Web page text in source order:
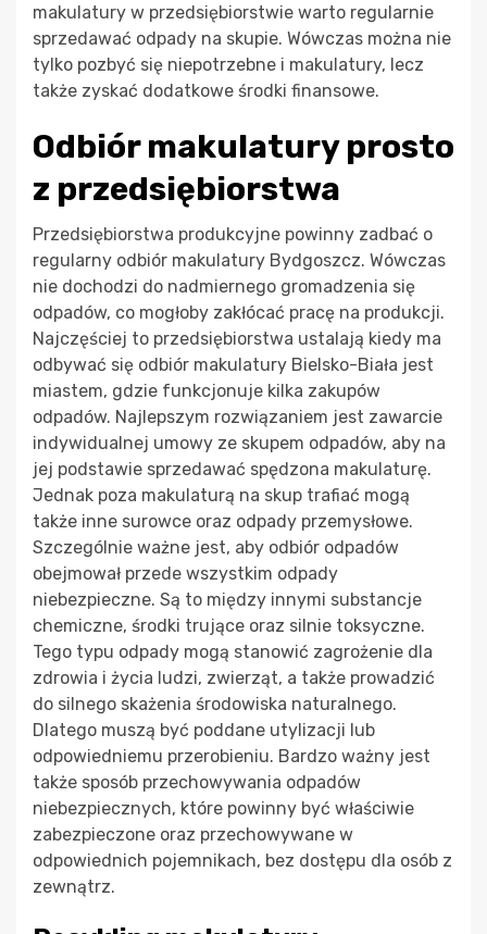
makulatury w przedsiębiorstwie warto regularnie
sprzedawać odpady na skupie. Wówczas można nie
tylko pozbyć się niepotrzebne i makulatury, lecz
także zyskać dodatkowe środki finansowe.
Odbiór makulatury prosto
z przedsiębiorstwa
Przedsiębiorstwa produkcyjne powinny zadbać o
regularny odbiór makulatury Bydgoszcz. Wówczas
nie dochodzi do nadmiernego gromadzenia się
odpadów, co mogłoby zakłócać pracę na produkcji.
Najczęściej to przedsiębiorstwa ustalają kiedy ma
odbywać się odbiór makulatury Bielsko-Biała jest
miastem, gdzie funkcjonuje kilka zakupów
odpadów. Najlepszym rozwiązaniem jest zawarcie
indywidualnej umowy ze skupem odpadów, aby na
jej podstawie sprzedawać spędzona makulaturę.
Jednak poza makulaturą na skup trafiać mogą
także inne surowce oraz odpady przemysłowe.
Szczególnie ważne jest, aby odbiór odpadów
obejmował przede wszystkim odpady
niebezpieczne. Są to między innymi substancje
chemiczne, środki trujące oraz silnie toksyczne.
Tego typu odpady mogą stanowić zagrożenie dla
zdrowia i życia ludzi, zwierząt, a także prowadzić
do silnego skażenia środowiska naturalnego.
Dlatego muszą być poddane utylizacji lub
odpowiedniemu przerobieniu. Bardzo ważny jest
także sposób przechowywania odpadów
niebezpiecznych, które powinny być właściwie
zabezpieczone oraz przechowywane w
odpowiednich pojemnikach, bez dostępu dla osób z
zewnątrz.